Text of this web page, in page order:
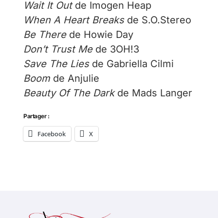
Wait It Outde Imogen Heap
When A Heart Breaksde S.O.Stereo
Be Therede Howie Day
Don’t Trust Mede 3OH!3
Save The Liesde Gabriella Cilmi
Boom de Anjulie
Beauty Of The Darkde Mads Langer
Partager :
Facebook X